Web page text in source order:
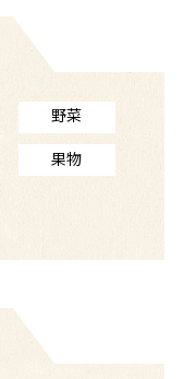
野菜
果物